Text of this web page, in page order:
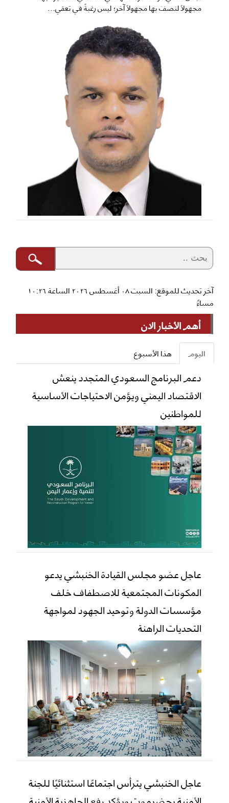
مجهولاً لنصفَ بها مجهولاً آخر؛ ليس رغبةً في تعقي...
آخر تحديث للموقع: السبت ٠٨ أغسطس ٢٠٢٦ الساعة ١٠:٢٦
مساءً
أهم الأخبار الان
اليوم هذا الأسبوع
دعم البرنامج السعودي المتجدد ينعش
الاقتصاد اليمني ويؤمن الاحتياجات الأساسية
للمواطنين
عاجل عضو مجلس القيادة الخنبشي يدعو
المكونات المجتمعية للاصطفاف خلف
مؤسسات الدولة وتوحيد الجهود لمواجهة
التحديات الراهنة
عاجل الخنبشي يترأس اجتماعًا استثنائيًا للجنة